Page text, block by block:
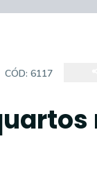
CÓD: 6117